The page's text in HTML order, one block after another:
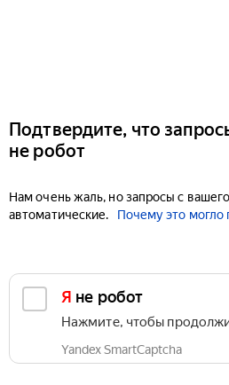
Подтвердите, что
не робот
Нам очень жаль, но запросы с
автоматические.
Почему это могло
Я не робот
Нажмите, чтобы
Yandex SmartCaptcha